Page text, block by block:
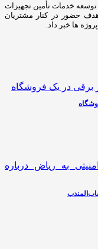
خدمات تأمین تجهیزات
حضور در کنار مشتریان
ها خبر داد.